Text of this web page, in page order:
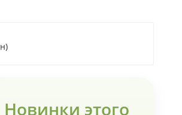
Новинки этого